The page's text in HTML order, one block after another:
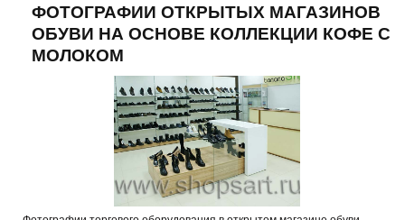
ФОТОГРАФИИ ОТКРЫТЫХ МАГАЗИНОВ
ОБУВИ НА ОСНОВЕ КОЛЛЕКЦИИ КОФЕ С
МОЛОКОМ